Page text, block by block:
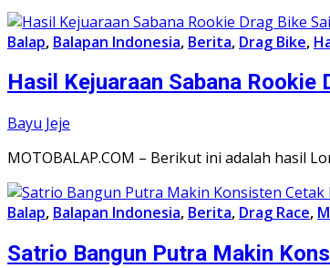
Balap, Balapan Indonesia, Berita, Drag Bike,
Hasil Kejuaraan Sabana
Bayu Jeje
MOTOBALAP.COM – Berikut ini adalah hasil
Balap, Balapan Indonesia, Berita, Drag Race,
Satrio Bangun Putra Makin